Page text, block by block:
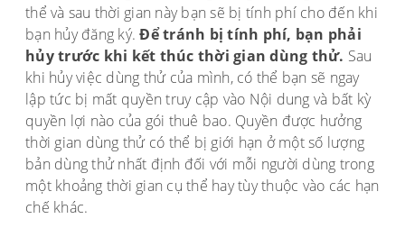
thể và sau thời gian này bạn sẽ bị tính phí cho đến khi
bạn hủy đăng ký.Để tránh bị tính phí, bạn phải
hủy trước khi kết thúc thời gian dùng thử. Sau
khi hủy việc dùng thử của mình, có thể bạn sẽ ngay
lập tức bị mất quyền truy cập vào Nội dung và bất kỳ
quyền lợi nào của gói thuê bao. Quyền được hưởng
thời gian dùng thử có thể bị giới hạn ở một số lượng
bản dùng thử nhất định đối với mỗi người dùng trong
một khoảng thời gian cụ thể hay tùy thuộc vào các hạn
chế khác.